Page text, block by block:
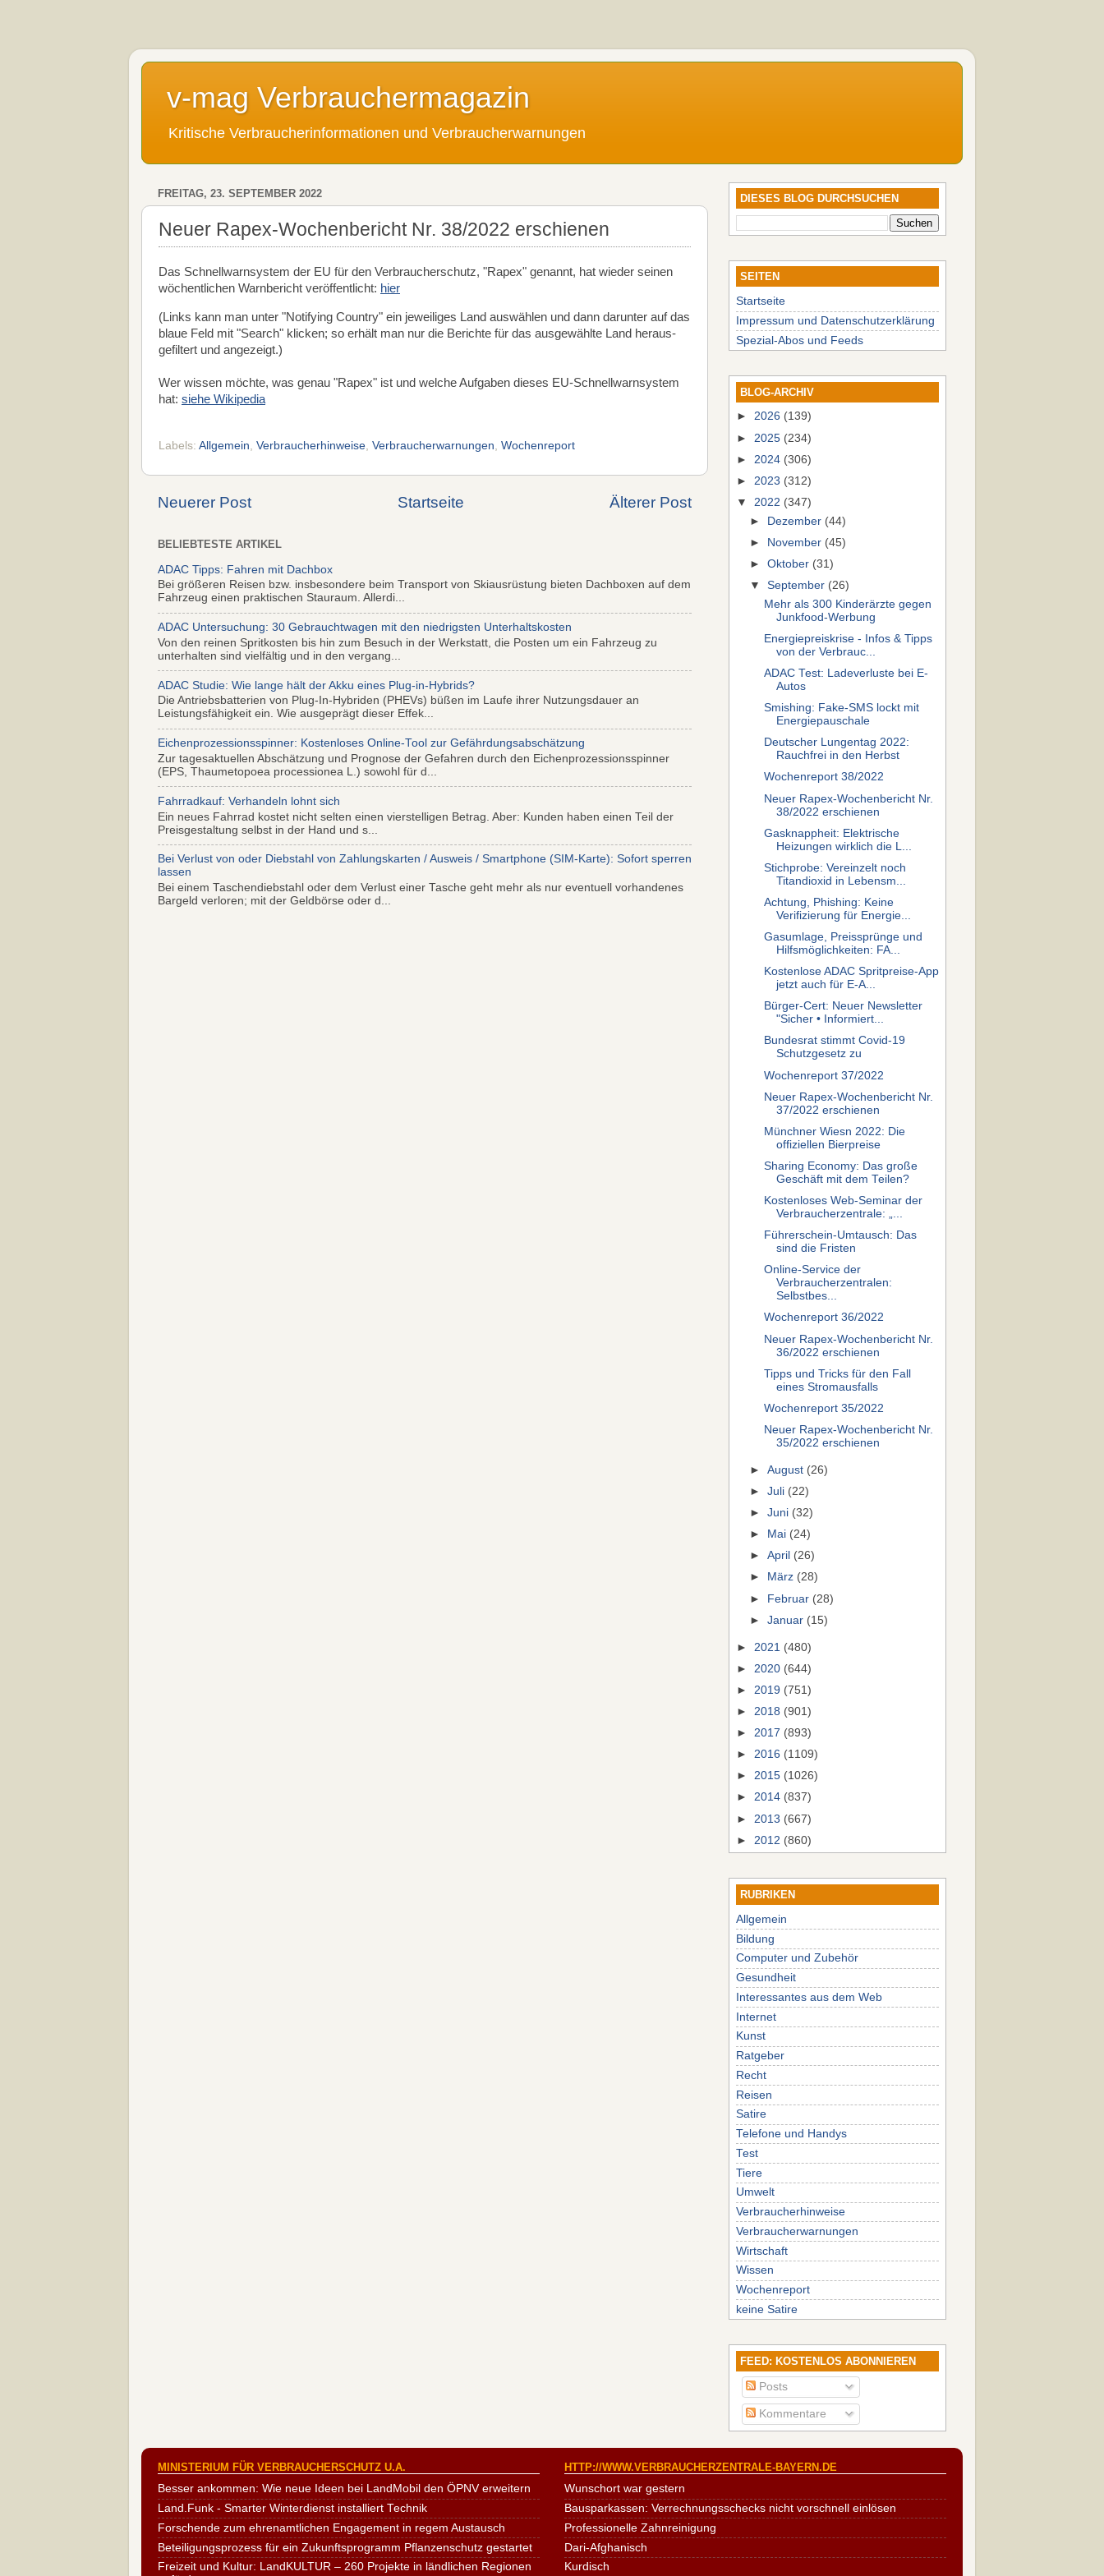
v-mag Verbrauchermagazin
Kritische Verbraucherinformationen und Verbraucherwarnungen
FREITAG, 23. SEPTEMBER 2022
Neuer Rapex-Wochenbericht Nr. 38/2022 erschienen
Das Schnellwarnsystem der EU für den Verbraucherschutz, "Rapex" genannt, hat wieder seinen
wöchentlichen Warnbericht veröffentlicht: hier
(Links kann man unter "Notifying Country" ein jeweiliges Land auswählen und dann darunter auf das
blaue Feld mit "Search" klicken; so erhält man nur die Berichte für das ausgewählte Land heraus-
gefiltert und angezeigt.)
Wer wissen möchte, was genau "Rapex" ist und welche Aufgaben dieses EU-Schnellwarnsystem
hat: siehe Wikipedia
Labels: Allgemein Verbraucherhinweise Verbraucherwarnungen Wochenreport
Neuerer Post Älterer Post
Startseite
BELIEBTESTE ARTIKEL
ADAC Tipps: Fahren mit Dachbox
Bei größeren Reisen bzw. insbesondere beim Transport von Skiausrüstung bieten Dachboxen auf dem
Fahrzeug einen praktischen Stauraum. Allerdi...
ADAC Untersuchung: 30 Gebrauchtwagen mit den niedrigsten Unterhaltskosten
Von den reinen Spritkosten bis hin zum Besuch in der Werkstatt, die Posten um ein Fahrzeug zu
unterhalten sind vielfältig und in den vergang...
ADAC Studie: Wie lange hält der Akku eines Plug-in-Hybrids?
Die Antriebsbatterien von Plug-In-Hybriden (PHEVs) büßen im Laufe ihrer Nutzungsdauer an
Leistungsfähigkeit ein. Wie ausgeprägt dieser Effek...
Eichenprozessionsspinner: Kostenloses Online-Tool zur Gefährdungsabschätzung
Zur tagesaktuellen Abschätzung und Prognose der Gefahren durch den Eichenprozessionsspinner
(EPS, Thaumetopoea processionea L.) sowohl für d...
Fahrradkauf: Verhandeln lohnt sich
Ein neues Fahrrad kostet nicht selten einen vierstelligen Betrag. Aber: Kunden haben einen Teil der
Preisgestaltung selbst in der Hand und s...
Bei Verlust von oder Diebstahl von Zahlungskarten / Ausweis / Smartphone (SIM-Karte): Sofort sperren
lassen
Bei einem Taschendiebstahl oder dem Verlust einer Tasche geht mehr als nur eventuell vorhandenes
Bargeld verloren; mit der Geldbörse oder d...
DIESES BLOG DURCHSUCHEN
SEITEN
Startseite
Impressum und Datenschutzerklärung
Spezial-Abos und Feeds
BLOG-ARCHIV
► 2026 (139)
► 2025 (234)
► 2024 (306)
► 2023 (312)
▼ 2022 (347)
► Dezember (44)
►
November (45)
►Oktober (31)
▼September (26)
Mehr als 300 Kinderärzte gegen
Junkfood-Werbung
Energiepreiskrise - Infos & Tipps
von der Verbrauc...
ADAC Test: Ladeverluste bei E-
Autos
Smishing: Fake-SMS lockt mit
Energiepauschale
Deutscher Lungentag 2022:
Rauchfrei in den Herbst
Wochenreport 38/2022
Neuer Rapex-Wochenbericht Nr.
38/2022 erschienen
Gasknappheit: Elektrische
Heizungen wirklich die L...
Stichprobe: Vereinzelt noch
Titandioxid in Lebensm...
Achtung, Phishing: Keine
Verifizierung für Energie...
Gasumlage, Preissprünge und
Hilfsmöglichkeiten: FA...
Kostenlose ADAC Spritpreise-App
jetzt auch für E-A...
Bürger-Cert: Neuer Newsletter
"Sicher • Informiert...
Bundesrat stimmt Covid-19
Schutzgesetz zu
Wochenreport 37/2022
Neuer Rapex-Wochenbericht Nr.
37/2022 erschienen
Münchner Wiesn 2022: Die
offiziellen Bierpreise
Sharing Economy: Das große
Geschäft mit dem Teilen?
Kostenloses Web-Seminar der
Verbraucherzentrale: „...
Führerschein-Umtausch: Das
sind die Fristen
Online-Service der
Verbraucherzentralen:
Selbstbes...
Wochenreport 36/2022
Neuer Rapex-Wochenbericht Nr.
36/2022 erschienen
Tipps und Tricks für den Fall
eines Stromausfalls
Wochenreport 35/2022
Neuer Rapex-Wochenbericht Nr.
35/2022 erschienen
►August (26)
►Juli (22)
►Juni (32)
►
Mai (24)
►April (26)
►
März (28)
► Februar (28)
►Januar (15)
► 2021 (480)
► 2020 (644)
► 2019 (751)
► 2018 (901)
► 2017 (893)
► 2016 (1109)
► 2015 (1026)
► 2014 (837)
► 2013 (667)
► 2012 (860)
RUBRIKEN
Allgemein
Bildung
Computer und Zubehör
Gesundheit
Interessantes aus dem Web
Internet
Kunst
Ratgeber
Recht
Reisen
Satire
Telefone und Handys
Test
Tiere
Umwelt
Verbraucherhinweise
Verbraucherwarnungen
Wirtschaft
Wissen
Wochenreport
keine Satire
FEED: KOSTENLOS ABONNIEREN
Posts
Kommentare
MINISTERIUM FÜR VERBRAUCHERSCHUTZ U.A.
Besser ankommen: Wie neue Ideen bei LandMobil den ÖPNV erweitern
Land.Funk - Smarter Winterdienst installiert Technik
Forschende zum ehrenamtlichen Engagement in regem Austausch
Beteiligungsprozess für ein Zukunftsprogramm Pflanzenschutz gestartet
Freizeit und Kultur: LandKULTUR – 260 Projekte in ländlichen Regionen
HTTP://WWW.VERBRAUCHERZENTRALE-BAYERN.DE
Wunschort war gestern
Bausparkassen: Verrechnungsschecks nicht vorschnell einlösen
Professionelle Zahnreinigung
Dari-Afghanisch
Kurdisch